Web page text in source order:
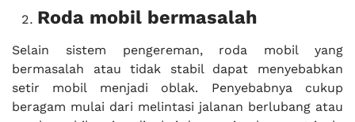
Roda mobil bermasalah
Selain sistem pengereman, roda mobil yang
bermasalah atau tidak stabil dapat menyebabkan
setir mobil menjadi oblak. Penyebabnya cukup
beragam mulai dari melintasi jalanan berlubang atau